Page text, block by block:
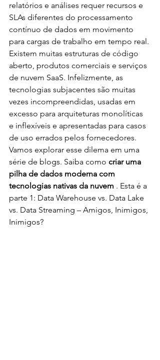
relatórios e análises requer recursos e
SLAs diferentes do processamento
contínuo de dados em movimento
para cargas de trabalho em tempo real.
Existem muitas estruturas de código
aberto, produtos comerciais e serviços
de nuvem SaaS. Infelizmente, as
tecnologias subjacentes são muitas
vezes incompreendidas, usadas em
excesso para arquiteturas monolíticas
e inflexíveis e apresentadas para casos
de uso errados pelos fornecedores.
Vamos explorar esse dilema em uma
série de blogs. Saiba como criar uma
pilha de dados moderna com
tecnologias nativas da nuvem . Esta é a
parte 1: Data Warehouse vs. Data Lake
vs. Data Streaming – Amigos, Inimigos,
Inimigos?